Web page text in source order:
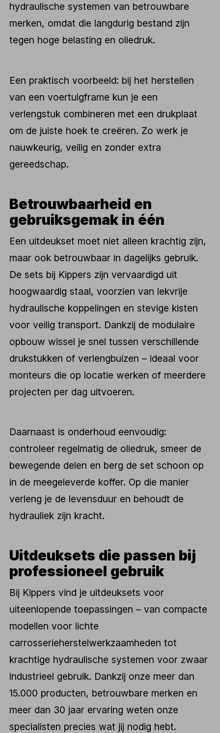
hydraulische systemen van betrouwbare
merken, omdat die langdurig bestand zijn
tegen hoge belasting en oliedruk.
Een praktisch voorbeeld: bij het herstellen
van een voertuigframe kun je een
verlengstuk combineren met een drukplaat
om de juiste hoek te creëren. Zo werk je
nauwkeurig, veilig en zonder extra
gereedschap.
Betrouwbaarheid en
gebruiksgemak in één
Een uitdeukset moet niet alleen krachtig zijn,
maar ook betrouwbaar in dagelijks gebruik.
De sets bij Kippers zijn vervaardigd uit
hoogwaardig staal, voorzien van lekvrije
hydraulische koppelingen en stevige kisten
voor veilig transport. Dankzij de modulaire
opbouw wissel je snel tussen verschillende
drukstukken of verlengbuizen – ideaal voor
monteurs die op locatie werken of meerdere
projecten per dag uitvoeren.
Daarnaast is onderhoud eenvoudig:
controleer regelmatig de oliedruk, smeer de
bewegende delen en berg de set schoon op
in de meegeleverde koffer. Op die manier
verleng je de levensduur en behoudt de
hydrauliek zijn kracht.
Uitdeuksets die passen bij
professioneel gebruik
Bij Kippers vind je uitdeuksets voor
uiteenlopende toepassingen – van compacte
modellen voor lichte
carrosserieherstelwerkzaamheden tot
krachtige hydraulische systemen voor zwaar
industrieel gebruik. Dankzij onze meer dan
15.000 producten, betrouwbare merken en
meer dan 30 jaar ervaring weten onze
specialisten precies wat jij nodig hebt.